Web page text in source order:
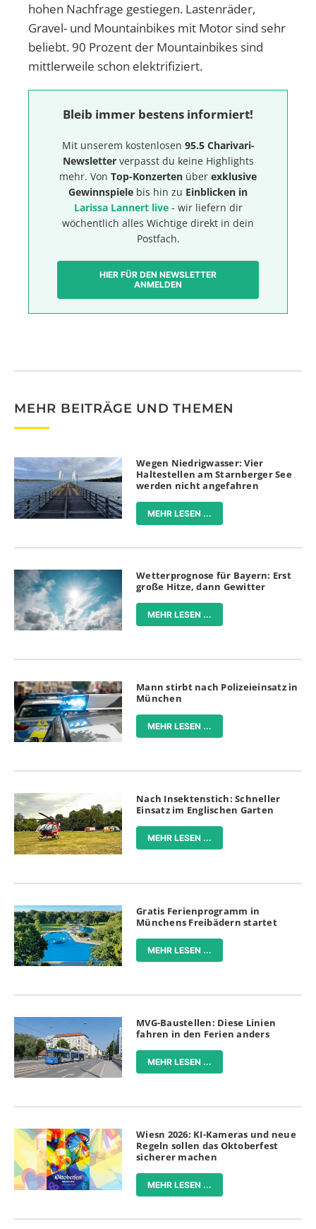
hohen Nachfrage gestiegen. Lastenräder,
Gravel- und Mountainbikes mit Motor sind sehr
beliebt. 90 Prozent der Mountainbikes sind
mittlerweile schon elektrifiziert.
Bleib immer bestens informiert!
Mit unserem kostenlosen 95.5 Charivari-
Newsletterverpasst du keine Highlights
mehr. Von Top-Konzerten über exklusive
Gewinnspiele bis hin zu Einblicken in
Larissa Lannert live- wir liefern dir
wöchentlich alles Wichtige direkt in dein
Postfach.
HIER FÜR DEN NEWSLETTER
ANMELDEN
MEHR BEITRÄGE UND THEMEN
Wegen Niedrigwasser: Vier
Haltestellen am Starnberger See
werden nicht angefahren
MEHR LESEN ...
Wetterprognose für Bayern: Erst
große Hitze, dann Gewitter
MEHR LESEN ...
Mann stirbt nach Polizeieinsatz in
München
MEHR LESEN ...
Nach Insektenstich: Schneller
Einsatz im Englischen Garten
MEHR LESEN ...
Gratis Ferienprogramm in
Münchens Freibädern startet
MEHR LESEN ...
MVG-Baustellen: Diese Linien
fahren in den Ferien anders
MEHR LESEN ...
Wiesn 2026: KI-Kameras und neue
Regeln sollen das Oktoberfest
sicherer machen
MEHR LESEN ...